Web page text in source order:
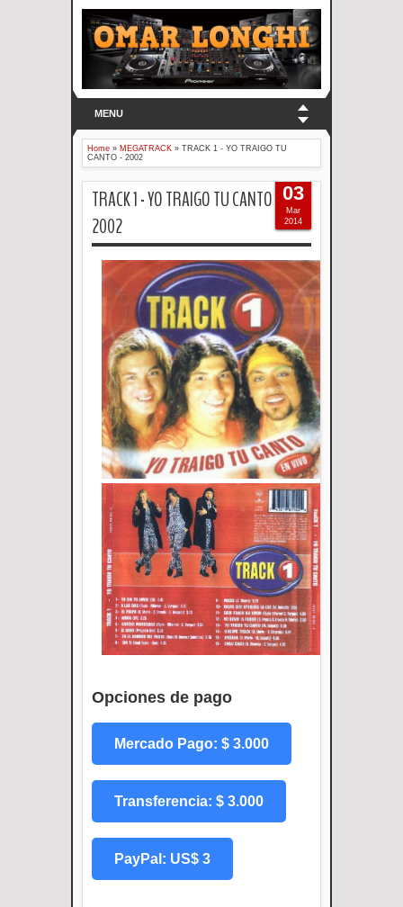
MENU
Home » MEGATRACK » TRACK 1 - YO TRAIGO TU
CANTO - 2002
TRACK 1 - YO TRAIGO TU CANTO -
2002
Opciones de pago
Mercado Pago: $ 3.000
Transferencia: $ 3.000
PayPal: US$ 3
03
Mar
2014